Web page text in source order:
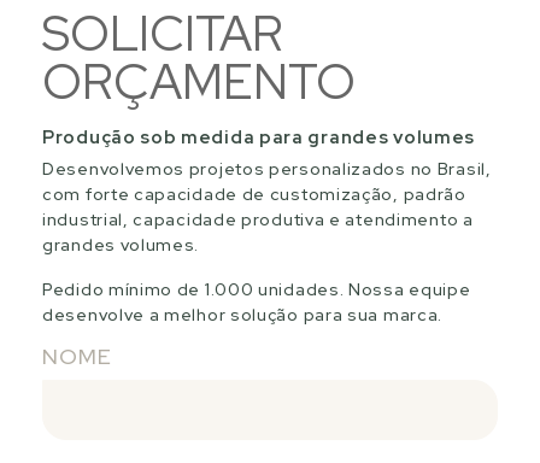
SOLICITAR
ORÇAMENTO
Produção sob medida para grandes volumes
Desenvolvemos projetos personalizados no Brasil,
com forte capacidade de customização, padrão
industrial, capacidade produtiva e atendimento a
grandes volumes.
Pedido mínimo de 1.000 unidades. Nossa equipe
desenvolve a melhor solução para sua marca.
NOME